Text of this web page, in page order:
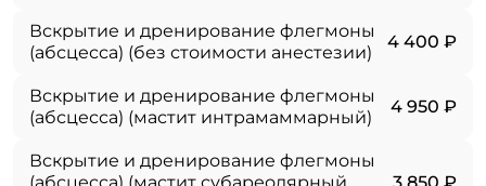
Вскрытие и дренирование флегмоны
(абсцесса) (без стоимости анестезии)
4 400 ₽
Вскрытие и дренирование флегмоны
(абсцесса) (мастит интрамаммарный)
4 950 ₽
Вскрытие и дренирование флегмоны